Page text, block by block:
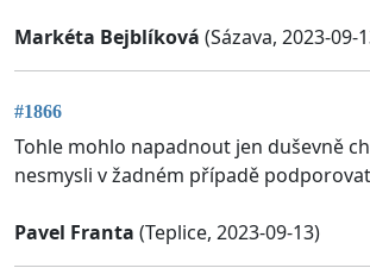
Markéta Bejblíková (Sázava, 2023-09-
#1866
Tohle mohlo napadnout jen duševně
nesmysli v žadném případě
Pavel Franta (Teplice, 2023-09-13)